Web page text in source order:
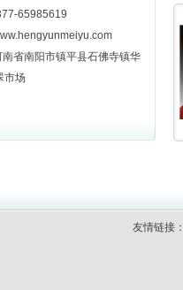
65985619
省南阳市镇平县石佛寺镇华
市场
友情链接：